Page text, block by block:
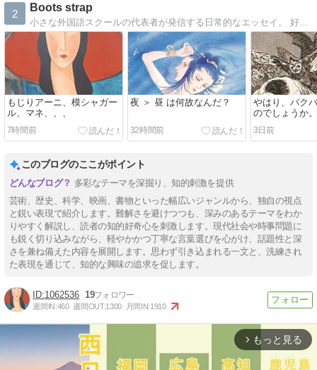
2
Boots strap
小さな外国語スクールの代表者が発信する日常的なエッセイ。 好奇心と知性的な笑いを心がけている。
もじりアーニ、模シャガー
ル、マネ、、、
7時間前
夜 ＞ 昼 は何故なんだ？
32時間前
やはり、バク
のでしょうか。
3日前
このブログのここがポイント
多彩なテーマを深掘り、知的刺激を提供
芸術、歴史、科学、映画、書物といった幅広いジャンルから、独自の視点
と鋭い表現で紹介します。難解さを避けつつも、深みのあるテーマをわか
りやすく解説し、読者の知的好奇心を刺激します。現代社会や時事問題に
も鋭く切り込みながら、軽やかかつ丁寧な言葉選びを心がけ、話題性と深
さを兼ね備えた内容を展開します。思わず引き込まれる一文と、洗練され
た表現を通じて、知的な興味の追求を促します。
1062536 19
週間IN:460 週間OUT:1300 月間IN:1910
arrow_forward_ios もっと見る